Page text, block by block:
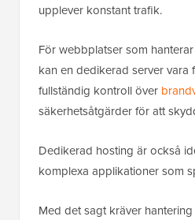
upplever konstant trafik.
För webbplatser som
kan en dedikerad server vara
fullständig kontroll över
säkerhetsåtgärder för att
Dedikerad hosting är också
komplexa applikationer som
Med det sagt kräver